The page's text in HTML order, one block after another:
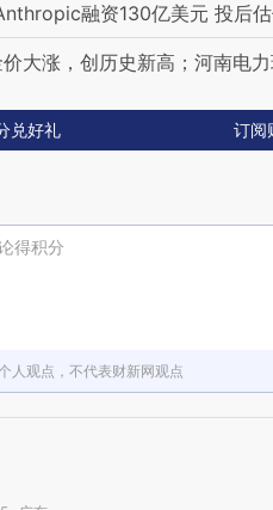
融资130亿美元 投后
大涨，创历史新高；河南电
兑好礼 订阅
得积分
人观点，不代表财新网观点